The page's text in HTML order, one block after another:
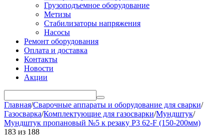
Грузоподъемное оборудование
Метизы
Стабилизаторы напряжения
Насосы
Ремонт оборудования
Оплата и доставка
Контакты
Новости
Акции
Главная/Сварочные аппараты и оборудование для сварки/
Газосварка/Комплектующие для газосварки/Мундштук/
Мундштук пропановый №5 к резаку Р3 62-F (150-200мм)
183 из 188